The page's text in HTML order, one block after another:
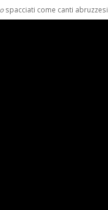
spacciati come canti abruzzesi